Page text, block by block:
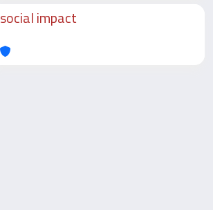
social impact